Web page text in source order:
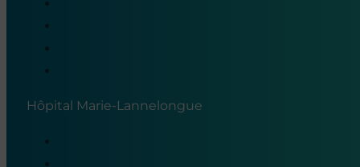
Hôpital Marie-Lannelongue